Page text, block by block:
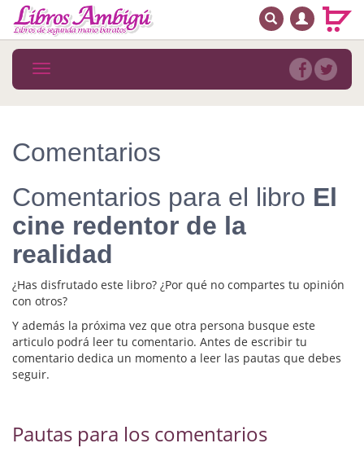
MENÚ PRINCIPAL
Novedades
MATERIAS
Arte
Astrología. Ocultismo
Autoayuda. Conocimiento personal
Autoayuda. Crecimiento personal
Biografía
Biografías
Cine
BUSCAR
Toggle
navigation
Comentarios
Comentarios para el libro El
cine redentor de la
realidad
¿Has disfrutado este libro? ¿Por qué no compartes tu opinión
con otros?
Y además la próxima vez que otra persona busque este
articulo podrá leer tu comentario. Antes de escribir tu
comentario dedica un momento a leer las pautas que debes
seguir.
Pautas para los comentarios